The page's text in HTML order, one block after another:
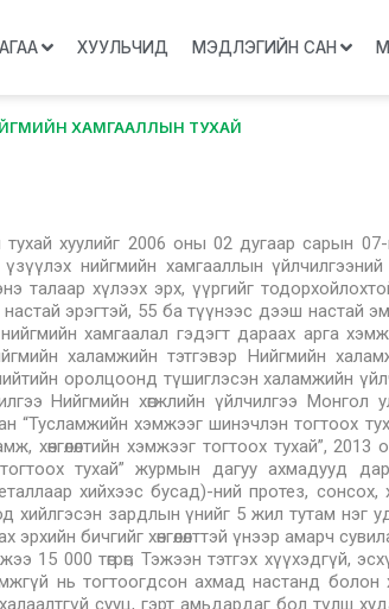
ХУУЛЬЧИД МЭДЛЭГИЙН САН
ХАМГААЛЛЫН ТУХАЙ
хуулийг 2006 оны 02 дугаар сарын 07-ны
нийгмийн хамгааллын үйлчилгээний
талаар хүлээх эрх, үүргийг
эрэгтэй, 55 ба түүнээс дээш настай
хамгаалал гэдэгт дараах арга
халамжийн тэтгэвэр Нийгмийн
оролцоонд түшиглэсэн халамжийн
Нийгмийн хөгжлийн үйлчилгээ Монгол
“Тусламжийн хэмжээг шинэчлэн тогтоох
хөнгөлөлтийн хэмжээг тогтоох тухай”,
тогтоох тухай” журмын дагуу ахмадууд
хийхээс бусад)-ний протез, сонсох,
зардлын үнийг 5 жил тутам нэг
бичгийг хөнгөлөлттэй үнээр амарч
15 000 төгрөг; Тэжээн тэтгэх хүүхэдгүй,
нь тогтоогдсон ахмад настанд болон
халаалтгүй сууц, гэрт амьдардаг бол түлш